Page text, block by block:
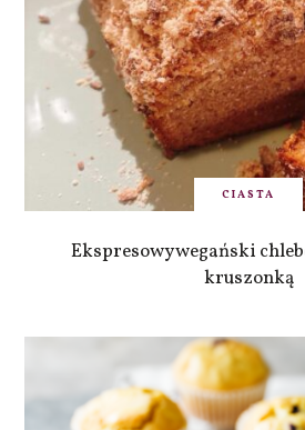
CIASTA
Ekspresowy wegański
kruszonką